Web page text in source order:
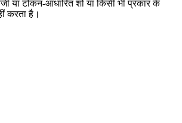
या टोकन-आधारित शो या किसी भी प्रकार के
करता है।